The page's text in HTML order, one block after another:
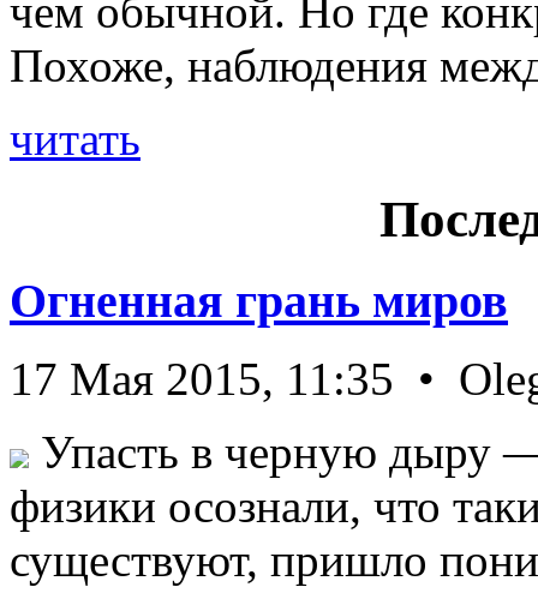
чем обычной. Но где
Похоже, наблюдения
читать
Огненная грань миров
17 Мая 2015, 11:35 •
Упасть в черную дыру
физики осознали, что
существуют, пришло